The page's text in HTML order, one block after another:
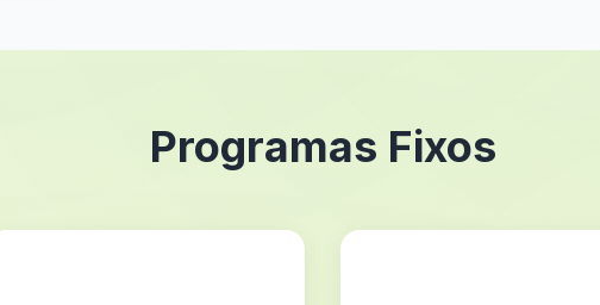
Programas Fixos